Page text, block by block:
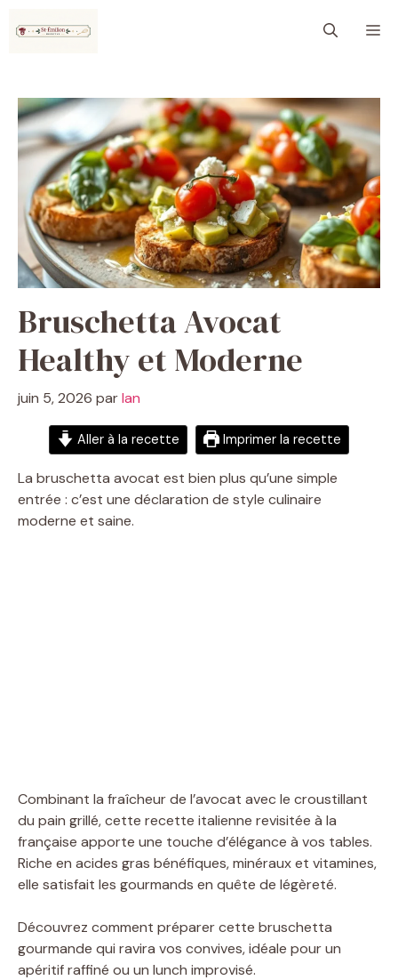
Bruschetta Avocat
Healthy et Moderne
juin 5, 2026 parIan
Aller à la recette Imprimer la recette
La bruschetta avocat est bien plus qu’une simple
entrée : c’est une déclaration de style culinaire
moderne et saine.
Combinant la fraîcheur de l’avocat avec le croustillant
du pain grillé, cette recette italienne revisitée à la
française apporte une touche d’élégance à vos tables.
Riche en acides gras bénéfiques, minéraux et vitamines,
elle satisfait les gourmands en quête de légèreté.
Découvrez comment préparer cette bruschetta
gourmande qui ravira vos convives, idéale pour un
apéritif raffiné ou un lunch improvisé.